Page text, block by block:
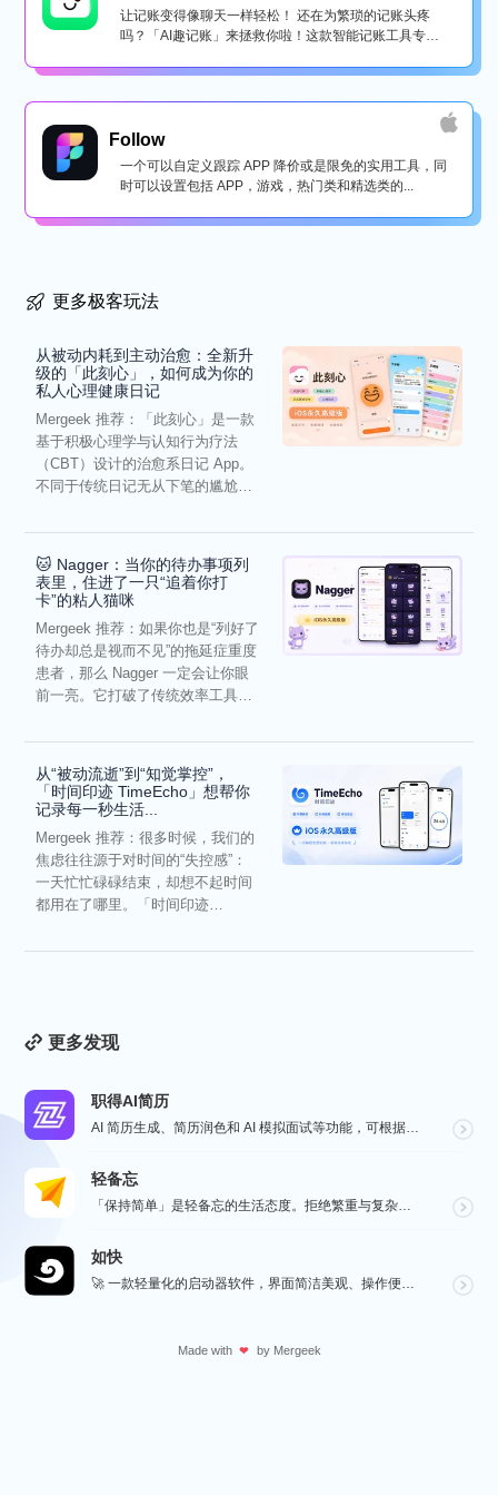
让记账变得像聊天一样轻松！ 还在为繁琐的记账头疼
吗？「AI趣记账」来拯救你啦！这款智能记账工具专为
Follow
一个可以自定义跟踪 APP 降价或是限免的实用工具，同
时可以设置包括 APP，游戏，热门类和精选类的...
更多极客玩法
从被动内耗到主动治愈：全新升
级的「此刻心」，如何成为你的
私人心理健康日记
Mergeek 推荐：「此刻心」是一款
基于积极心理学与认知行为疗法
（CBT）设计的治愈系日记 App。
不同于传统日记无从下笔的尴尬，
🐱 Nagger：当你的待办事项列
表里，住进了一只“追着你打
卡”的粘人猫咪
Mergeek 推荐：如果你也是“列好了
待办却总是视而不见”的拖延症重度
患者，那么 Nagger 一定会让你眼
前一亮。它打破了传统效率工具冰
从“被动流逝”到“知觉掌控”，
「时间印迹 TimeEcho」想帮你
记录每一秒生活...
Mergeek 推荐：很多时候，我们的
焦虑往往源于对时间的“失控感”：
一天忙忙碌碌结束，却想不起时间
都用在了哪里。「时间印迹
更多发现
职得AI简历
AI 简历生成、简历润色和 AI 模拟面试等功能，可根据指定的求职岗位，一键快速生成高匹配的简历内容...
轻备忘
「保持简单」是轻备忘的生活态度。拒绝繁重与复杂，致力于快速记录与回顾，打造如轻风拂面、水过无痕的使用...
如快
🚀 一款轻量化的启动器软件，界面简洁美观、操作便捷，并且支持插件开发。支持全键盘操作。开发者目前处于...
Made with ❤ by Mergeek